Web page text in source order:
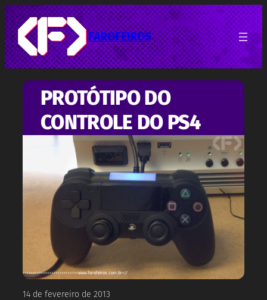
Pular
para
o
conteúdo
FAROFEIROS
PROTÓTIPO DO
CONTROLE DO PS4
14 de fevereiro de 2013